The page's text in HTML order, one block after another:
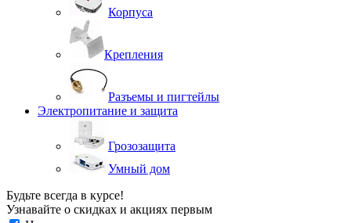
Корпуса
Крепления
Разъемы и пигтейлы
Электропитание и защита
Грозозащита
Умный дом
Будьте всегда в курсе!
Узнавайте о скидках и акциях первым